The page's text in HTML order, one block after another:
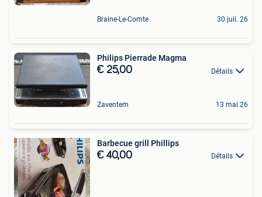
Braine-Le-Comte 30 juil. 26
Philips Pierrade Magma
€ 25,00 Détails
Zaventem 13 mai 26
Barbecue grill Phillips
€ 40,00 Détails